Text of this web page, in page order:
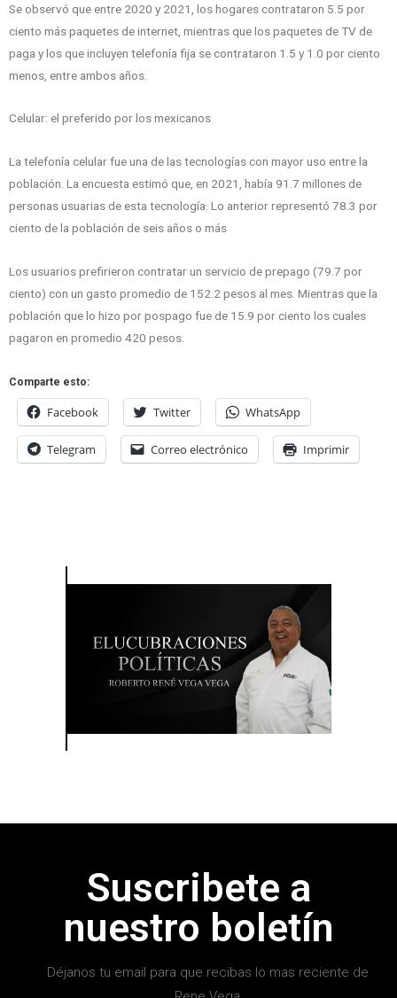
Se observó que entre 2020 y 2021, los hogares contrataron 5.5 por
ciento más paquetes de internet, mientras que los paquetes de TV de
paga y los que incluyen telefonía fija se contrataron 1.5 y 1.0 por ciento
menos, entre ambos años.
Celular: el preferido por los mexicanos
La telefonía celular fue una de las tecnologías con mayor uso entre la
población. La encuesta estimó que, en 2021, había 91.7 millones de
personas usuarias de esta tecnología. Lo anterior representó 78.3 por
ciento de la población de seis años o más
Los usuarios prefirieron contratar un servicio de prepago (79.7 por
ciento) con un gasto promedio de 152.2 pesos al mes. Mientras que la
población que lo hizo por pospago fue de 15.9 por ciento los cuales
pagaron en promedio 420 pesos.
Comparte esto:
Facebook Twitter WhatsApp
Telegram Correo electrónico Imprimir
Suscribete a
nuestro boletín
Déjanos tu email para que recibas lo mas reciente de